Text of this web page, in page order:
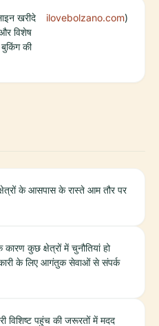
खरीदे
विशेष
की
ilovebolzano.com)
के आसपास के रास्ते आम तौर पर
कुछ क्षेत्रों में चुनौतियां हो
के लिए आगंतुक सेवाओं से संपर्क
विशिष्ट पहुंच की जरूरतों में मदद